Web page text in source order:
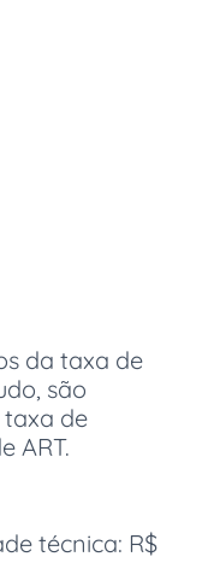
da taxa de
são
de
ART.
técnica: R$